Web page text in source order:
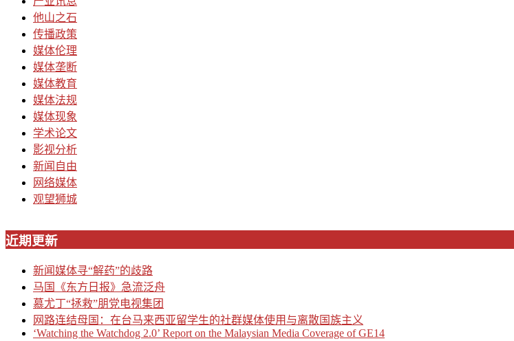
他山之石
传播政策
媒体伦理
媒体垄断
媒体教育
媒体法规
媒体现象
学术论文
影视分析
新闻自由
网络媒体
观望狮城
近期更新
新闻媒体寻“解药”的歧路
马国《东方日报》急流泛舟
慕尤丁“拯救”朋党电视集团
网路连结母国：在台马来西亚留学生的社群媒体使用与离散国族主义
‘Watching the Watchdog 2.0’ Report on the Malaysian Media Coverage of GE14